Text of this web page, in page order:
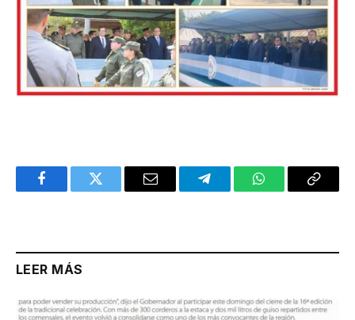
FacebookTwitter Email TelegramWhatsAppCopy
LEER MÁS